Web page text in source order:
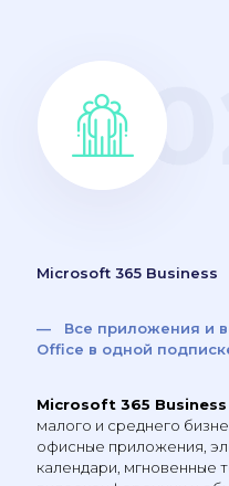
Microsoft 365 Business
— Все приложения и
Office в одной
Microsoft 365 Business
малого и среднего
офисные приложения,
календари, мгновенные